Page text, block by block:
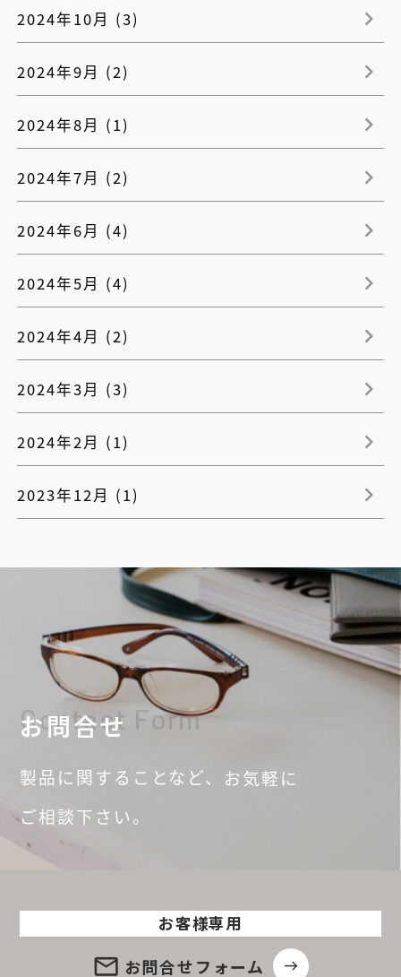
2024年10月 (3)
2024年9月 (2)
2024年8月 (1)
2024年7月 (2)
2024年6月 (4)
2024年5月 (4)
2024年4月 (2)
2024年3月 (3)
2024年2月 (1)
2023年12月 (1)
お問合せ
Contact Form
製品に関することなど、 お気軽に
ご相談下さい。
お客様専用
email お問合せフォーム east